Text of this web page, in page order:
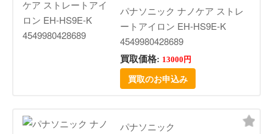
パナソニック ナノケア ストレ
ートアイロン EH-HS9E-K
4549980428689
買取価格: 13000円
買取のお申込み
パナソニック